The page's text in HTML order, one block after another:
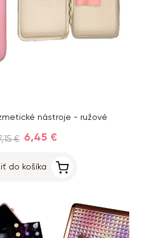
nástroje - ružové
€ 6,45 €
do košíka